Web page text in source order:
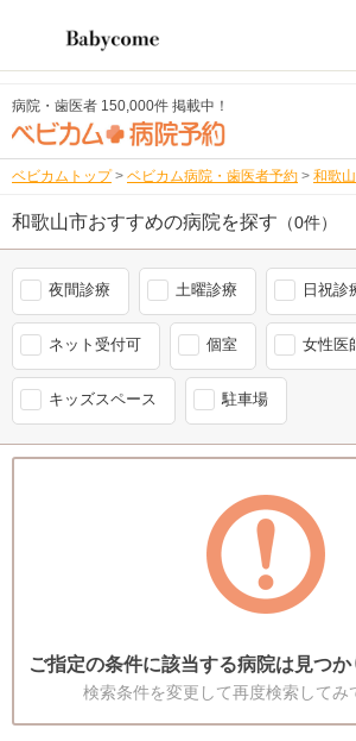
病院・歯医者 150,000件 掲載中！
ベビカムトップ > ベビカム病院・歯医者予約 > 和歌
和歌山市おすすめの病院を探す （0件）
夜間診療 土曜診療 日祝診
ネット受付可 個室 女性医
キッズスペース 駐車場
ご指定の条件に該当する病院は見つか
検索条件を変更して再度検索してみ